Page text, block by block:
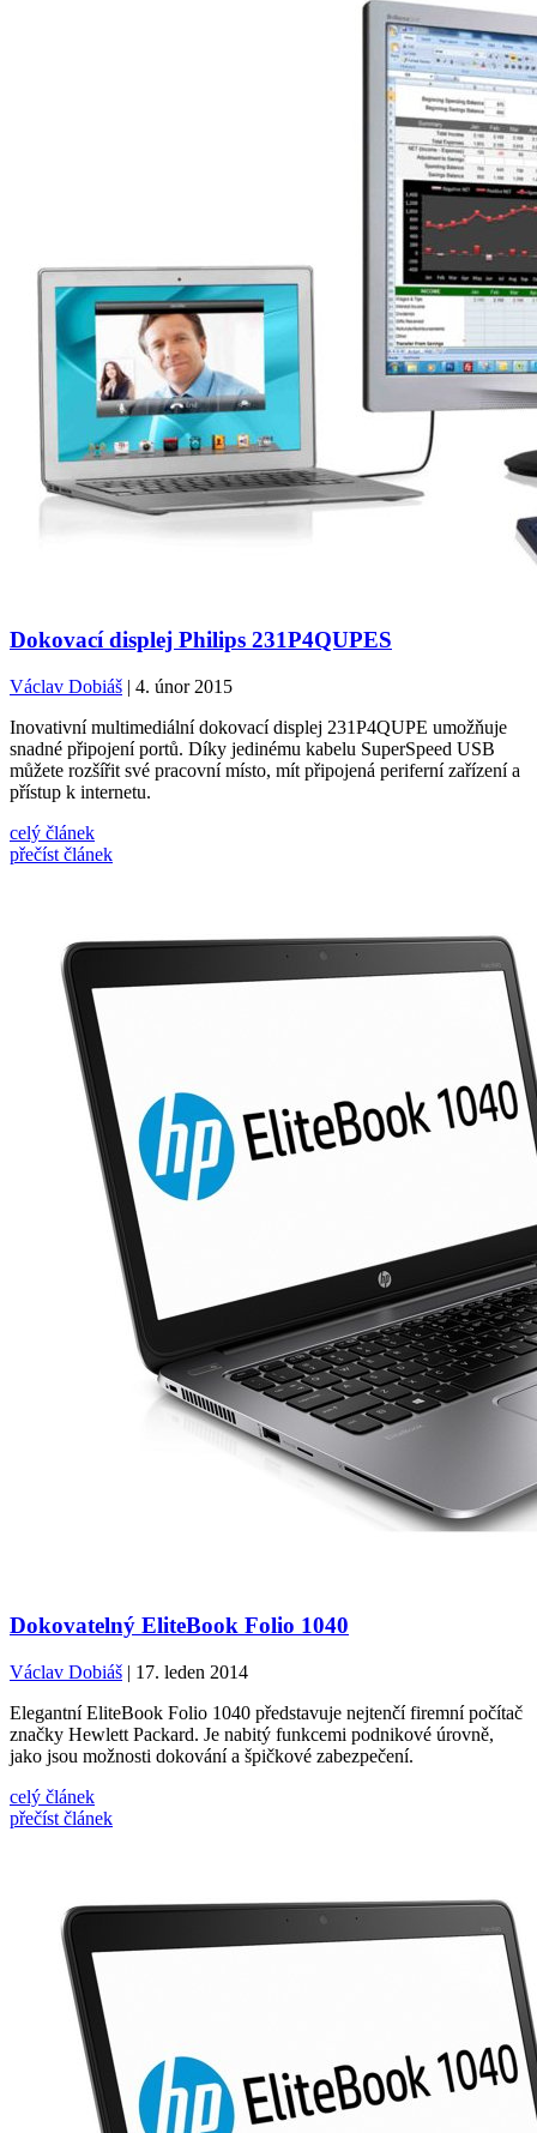
Dokovací displej Philips 231P4QUPES
Václav Dobiáš | 4. únor 2015
Inovativní multimediální dokovací displej 231P4QUPE umožňuje
snadné připojení portů. Díky jedinému kabelu SuperSpeed USB
můžete rozšířit své pracovní místo, mít připojená periferní zařízení a
přístup k internetu.
celý článek
přečíst článek
Dokovatelný EliteBook Folio 1040
Václav Dobiáš | 17. leden 2014
Elegantní EliteBook Folio 1040 představuje nejtenčí firemní počítač
značky Hewlett Packard. Je nabitý funkcemi podnikové úrovně,
jako jsou možnosti dokování a špičkové zabezpečení.
celý článek
přečíst článek